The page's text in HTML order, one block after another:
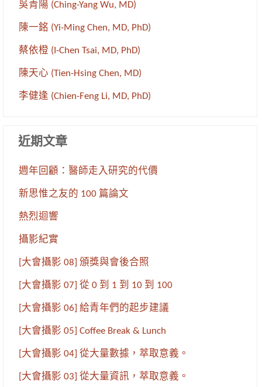
吳青陽 (Ching-Yang Wu, MD)
陳一銘 (Yi-Ming Chen, MD, PhD)
蔡依橙 (I-Chen Tsai, MD, PhD)
陳天心 (Tien-Hsing Chen, MD)
李健逢 (Chien-Feng Li, MD, PhD)
近期文章
週年回顧：醫師走入研究的代價
新思惟之友的 100 篇論文
熱烈迴響
攝影紀實
[大會攝影 08] 頒獎與會後合照
[大會攝影 07] 從 0 到 1 到 10 到 100
[大會攝影 06] 給青年們的起步建議
[大會攝影 05] Coffee Break & Lunch
[大會攝影 04] 從大量數據，萃取意義。
[大會攝影 03] 從大量資訊，萃取意義。